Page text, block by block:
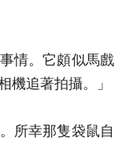
情。它頗似馬戲
機追著拍攝。」
所幸那隻袋鼠自